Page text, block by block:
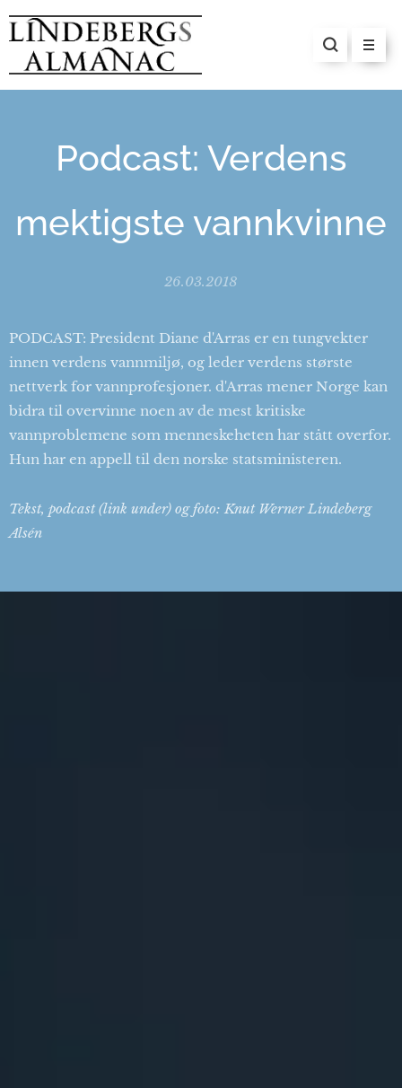
Podcast: Verdens
mektigste vannkvinne
26.03.2018
PODCAST: President Diane d'Arras er en tungvekter
innen verdens vannmiljø, og leder verdens største
nettverk for vannprofesjoner. d'Arras mener Norge kan
bidra til overvinne noen av de mest kritiske
vannproblemene som menneskeheten har stått overfor.
Hun har en appell til den norske statsministeren.
Tekst, podcast (link under) og foto: Knut Werner Lindeberg
Alsén